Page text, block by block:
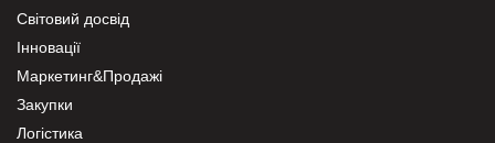
Світовий досвід
Інновації
Маркетинг&Продажі
Закупки
Логістика